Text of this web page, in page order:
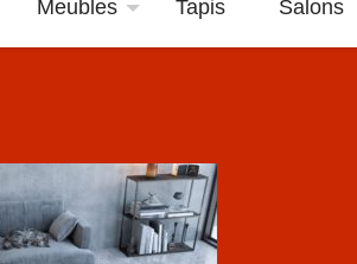
Meubles Tapis Salons